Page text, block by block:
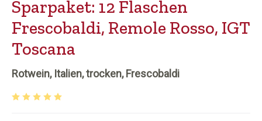
Sparpaket: 12 Flaschen
Frescobaldi, Remole Rosso, IGT
Toscana
Rotwein, Italien, trocken, Frescobaldi